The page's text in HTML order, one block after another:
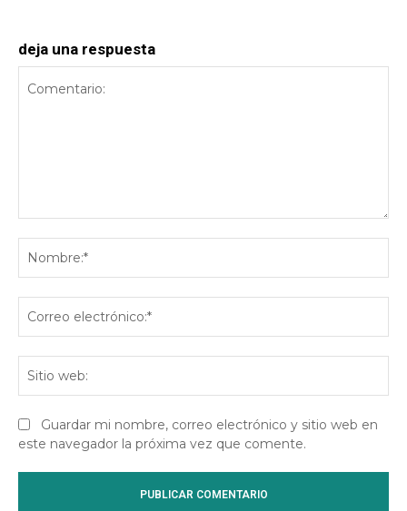
deja una respuesta
Guardar mi nombre, correo electrónico y sitio web en
este navegador la próxima vez que comente.